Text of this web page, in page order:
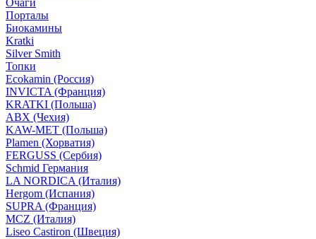
Очаги
Порталы
Биокамины
Kratki
Silver Smith
Топки
Ecokamin (Россия)
INVICTA (Франция)
KRATKI (Польша)
ABX (Чехия)
KAW-MET (Польша)
Plamen (Хорватия)
FERGUSS (Сербия)
Schmid Германия
LA NORDICA (Италия)
Hergom (Испания)
SUPRA (Франция)
MCZ (Италия)
Liseo Castiron (Швеция)